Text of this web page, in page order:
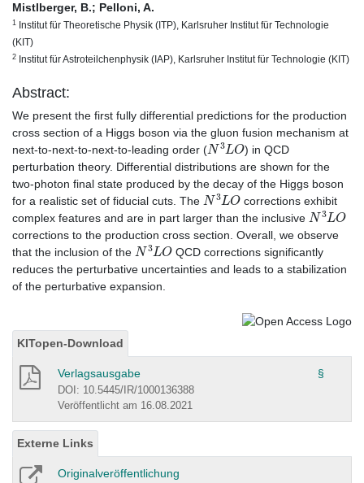
Mistlberger, B.; Pelloni, A.
1 Institut für Theoretische Physik (ITP), Karlsruher Institut für Technologie
(KIT)
2 Institut für Astroteilchenphysik (IAP), Karlsruher Institut für Technologie (KIT)
Abstract:
We present the first fully differential predictions for the production
cross section of a Higgs boson via the gluon fusion mechanism at
next-to-next-to-next-to-leading order (N3LO) in QCD
perturbation theory. Differential distributions are shown for the
two-photon final state produced by the decay of the Higgs boson
for a realistic set of fiducial cuts. The N3LOcorrections exhibit
complex features and are in part larger than the inclusive N3LO
corrections to the production cross section. Overall, we observe
that the inclusion of the N3LOQCD corrections significantly
reduces the perturbative uncertainties and leads to a stabilization
of the perturbative expansion.
KITopen-Download
Verlagsausgabe §
DOI: 10.5445/IR/1000136388
Veröffentlicht am 16.08.2021
Externe Links
Originalveröffentlichung